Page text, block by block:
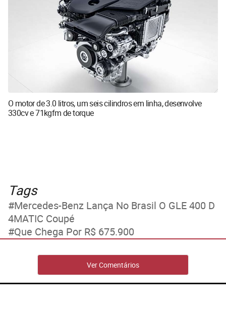
O motor de 3.0 litros, um seis cilindros em linha, desenvolve
330cv e 71kgfm de torque
Tags
Mercedes-Benz Lança No Brasil O GLE 400 D
4MATIC Coupé
Que Chega Por R$ 675.900
Ver Comentários